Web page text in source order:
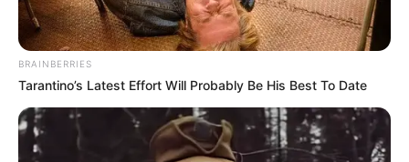
BRAINBERRIES
Tarantino’s Latest Effort Will Probably Be His Best To Date